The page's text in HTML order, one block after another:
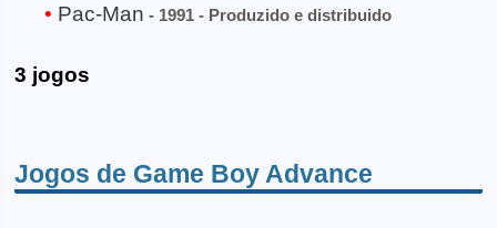
Pac-Man - 1991 - Produzido e distribuido
3 jogos
Jogos de Game Boy Advance